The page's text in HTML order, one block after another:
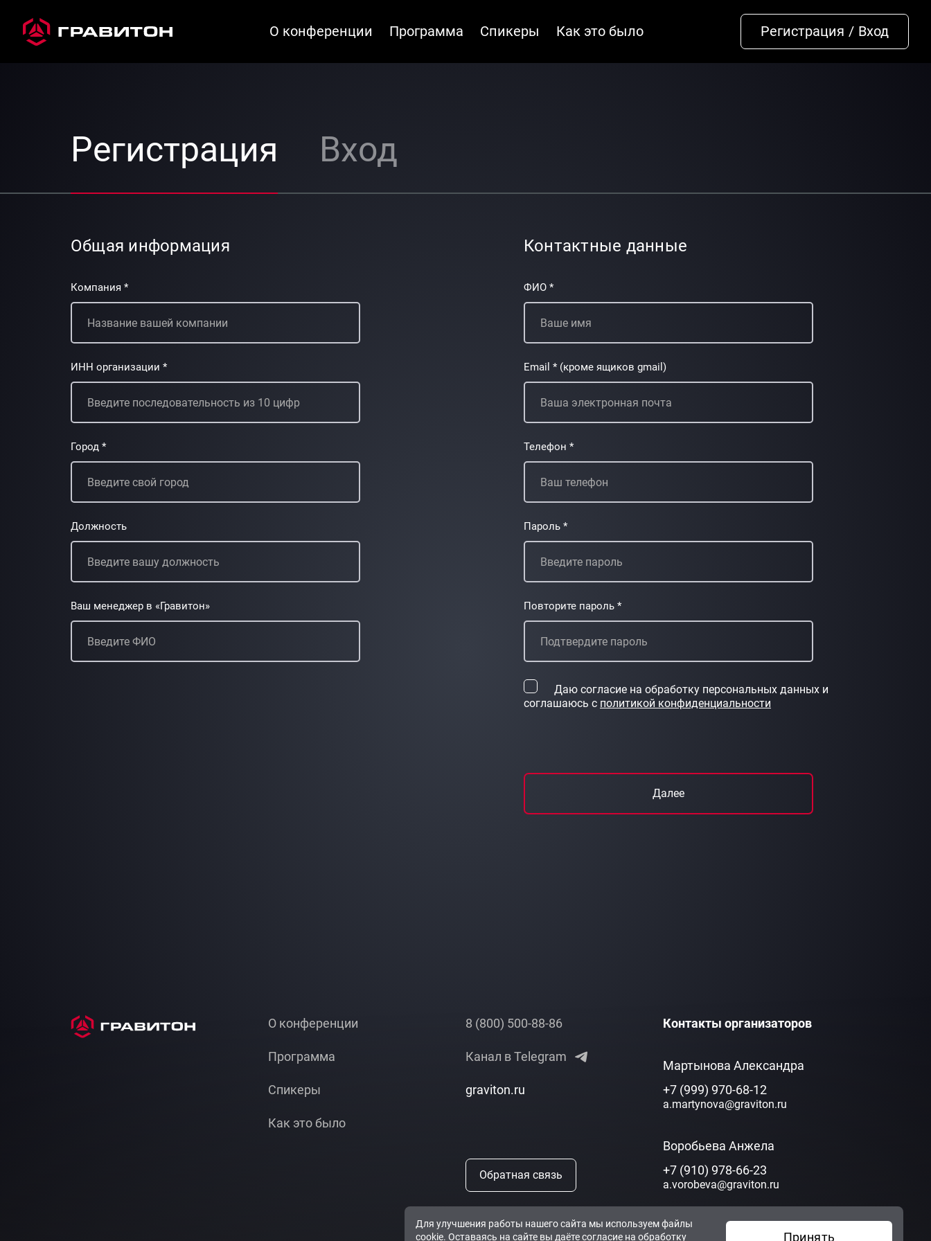
О конференции Программа Спикеры Как это было Регистрация / Вход
Регистрация Вход
Общая информация
Компания *
ИНН организации *
Город *
Должность
Ваш менеджер в «Гравитон»
Контактные данные
ФИО *
Email * (кроме ящиков gmail)
Телефон *
Пароль *
Повторите пароль *
Даю согласие на обработку персональных данных и
соглашаюсь с политикой конфиденциальности
Далее
О конференции
Программа
Спикеры
Как это было
8 (800) 500-88-86
Канал в Telegram
graviton.ru
Обратная связь
Контакты организаторов
Мартынова Александра
+7 (999) 970-68-12
a.martynova@graviton.ru
Воробьева Анжела
+7 (910) 978-66-23
a.vorobeva@graviton.ru
Для улучшения работы нашего сайта мы используем файлы
cookie. Оставаясь на сайте вы даёте согласие на обработку Принять